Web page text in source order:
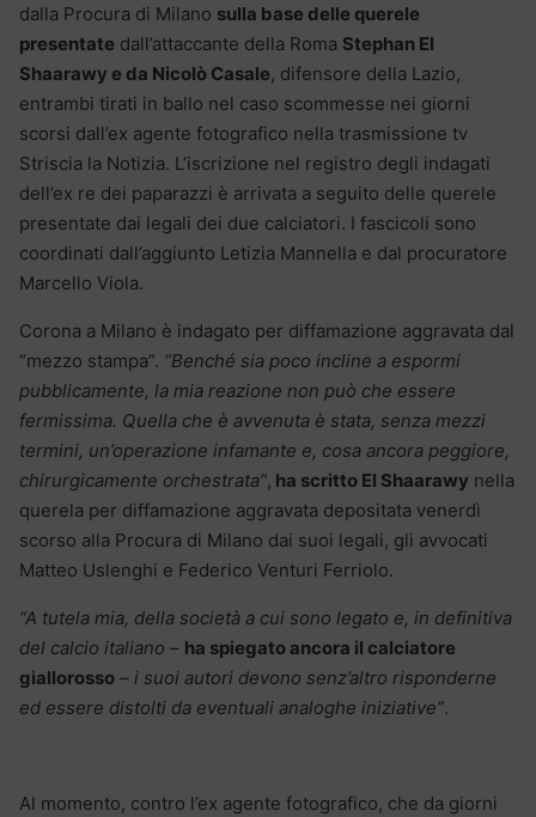
dalla Procura di Milano sulla base delle querele
presentate dall’attaccante della Roma Stephan El
Shaarawy e da Nicolò Casale, difensore della Lazio,
entrambi tirati in ballo nel caso scommesse nei giorni
scorsi dall’ex agente fotografico nella trasmissione tv
Striscia la Notizia. L’iscrizione nel registro degli indagati
dell’ex re dei paparazzi è arrivata a seguito delle querele
presentate dai legali dei due calciatori. I fascicoli sono
coordinati dall’aggiunto Letizia Mannella e dal procuratore
Marcello Viola.
Corona a Milano è indagato per diffamazione aggravata dal
“mezzo stampa”. “Benché sia poco incline a espormi
pubblicamente, la mia reazione non può che essere
fermissima. Quella che è avvenuta è stata, senza mezzi
termini, un’operazione infamante e, cosa ancora peggiore,
chirurgicamente orchestrata”, ha scritto El Shaarawy nella
querela per diffamazione aggravata depositata venerdì
scorso alla Procura di Milano dai suoi legali, gli avvocati
Matteo Uslenghi e Federico Venturi Ferriolo.
“A tutela mia, della società a cui sono legato e, in definitiva
del calcio italiano – ha spiegato ancora il calciatore
giallorosso – i suoi autori devono senz’altro risponderne
ed essere distolti da eventuali analoghe iniziative”.
Al momento, contro l’ex agente fotografico, che da giorni